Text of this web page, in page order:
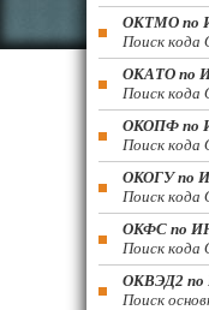
ОКТМО по
Поиск
ОКАТО по
Поиск
ОКОПФ по
Поиск
ОКОГУ по
Поиск
ОКФС по
Поиск
ОКВЭД2
Поиск